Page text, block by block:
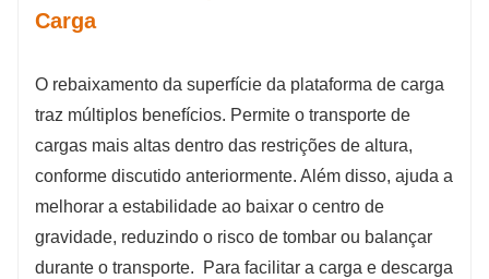
Carga
O rebaixamento da superfície da plataforma de carga
traz múltiplos benefícios. Permite o transporte de
cargas mais altas dentro das restrições de altura,
conforme discutido anteriormente. Além disso, ajuda a
melhorar a estabilidade ao baixar o centro de
gravidade, reduzindo o risco de tombar ou balançar
durante o transporte.
Para facilitar a carga e descarga